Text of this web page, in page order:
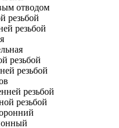
отводом
резьбой
резьбой
резьбой
резьбой
резьбой
резьбой